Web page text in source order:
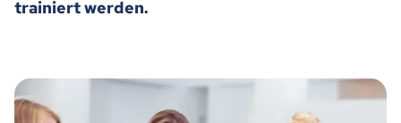
trainiert werden.